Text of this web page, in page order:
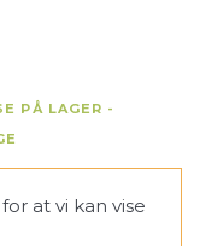
PÅ LAGER -
for at vi kan vise